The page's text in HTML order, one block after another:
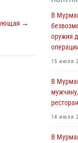
→
Карла
04
03
В
оружия
15 июля
В
14 июля
В